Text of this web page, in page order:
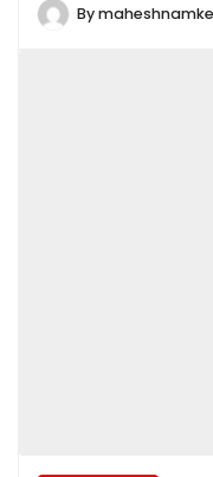
By